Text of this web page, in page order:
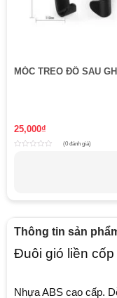
MÓC TREO ĐỒ SAU
25,000₫
(0 đánh giá)
Thông tin sản
Đuôi gió liền cốp
Nhựa ABS cao cấp.